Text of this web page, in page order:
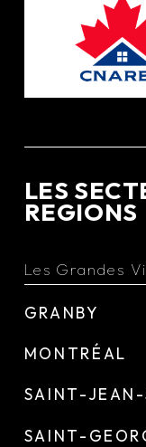
LES
REGIONS
Les Grandes
GRANBY
MONTRÉAL
SAINT-JEAN-
SAINT-